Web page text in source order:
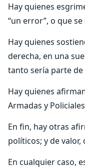
Hay quienes
“un error”, o que
Hay quienes
derecha, en una
tanto sería parte de
Hay quienes
Armadas y
En fin, hay otras
políticos; y de
En cualquier caso,